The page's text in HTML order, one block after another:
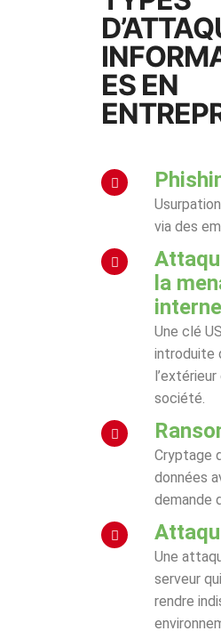
ES EN
via des
la
interne
Une clé
introduite
l’extérieur
société.
Cryptage
données
demande
Une
serveur
rendre